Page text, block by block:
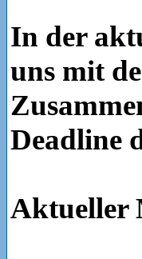
In der
uns mit
Deadline
Aktueller